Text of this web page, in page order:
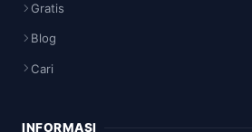
Gratis
Blog
Cari
INFORMASI